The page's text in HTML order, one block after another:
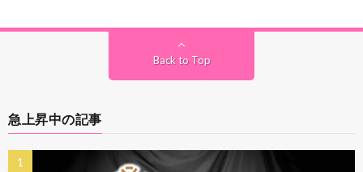
Back to Top
急上昇中の記事